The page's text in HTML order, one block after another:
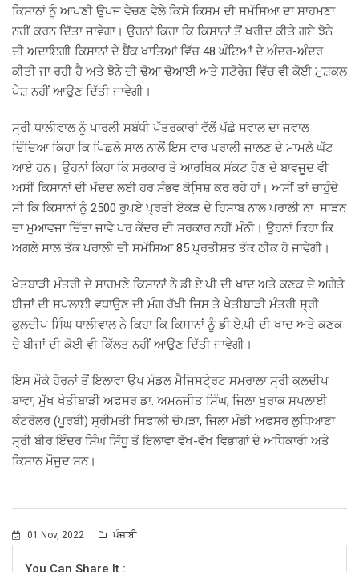
ਕਿਸਾਨਾਂ ਨੂੰ ਆਪਣੀ ਉਪਜ ਵੇਚਣ ਵੇਲੇ ਕਿਸੇ ਕਿਸਮ ਦੀ ਸਮੱਸਿਆ ਦਾ ਸਾਹਮਣਾ
ਨਹੀਂ ਕਰਨ ਦਿੱਤਾ ਜਾਵੇਗਾ। ਉਹਨਾਂ ਕਿਹਾ ਕਿ ਕਿਸਾਨਾਂ ਤੋਂ ਖਰੀਦ ਕੀਤੇ ਗਏ ਝੋਨੇ
ਦੀ ਅਦਾਇਗੀ ਕਿਸਾਨਾਂ ਦੇ ਬੈਂਕ ਖਾਤਿਆਂ ਵਿੱਚ 48 ਘੰਟਿਆਂ ਦੇ ਅੰਦਰ-ਅੰਦਰ
ਕੀਤੀ ਜਾ ਰਹੀ ਹੈ ਅਤੇ ਝੋਨੇ ਦੀ ਢੋਆ ਢੋਆਈ ਅਤੇ ਸਟੋਰੇਜ਼ ਵਿੱਚ ਵੀ ਕੋਈ ਮੁਸ਼ਕਲ
ਪੇਸ਼ ਨਹੀਂ ਆਉਣ ਦਿੱਤੀ ਜਾਵੇਗੀ।
ਸ੍ਰੀ ਧਾਲੀਵਾਲ ਨੂੰ ਪਾਰਲੀ ਸਬੰਧੀ ਪੱਤਰਕਾਰਾਂ ਵੱਲੋਂ ਪੁੱਛੇ ਸਵਾਲ ਦਾ ਜਵਾਲ
ਦਿੰਦਿਆ ਕਿਹਾ ਕਿ ਪਿਛਲੇ ਸਾਲ ਨਾਲੋਂ ਇਸ ਵਾਰ ਪਰਾਲੀ ਜਾਲਣ ਦੇ ਮਾਮਲੇ ਘੱਟ
ਆਏ ਹਨ। ਉਹਨਾਂ ਕਿਹਾ ਕਿ ਸਰਕਾਰ ਤੇ ਆਰਥਿਕ ਸੰਕਟ ਹੋਣ ਦੇ ਬਾਵਜੂਦ ਵੀ
ਅਸੀਂ ਕਿਸਾਨਾਂ ਦੀ ਮੱਦਦ ਲਈ ਹਰ ਸੰਭਵ ਕੋਸਿ਼ਸ਼ ਕਰ ਰਹੇ ਹਾਂ। ਅਸੀਂ ਤਾਂ ਚਾਹੁੰਦੇ
ਸੀ ਕਿ ਕਿਸਾਨਾਂ ਨੂੰ 2500 ਰੁਪਏ ਪ੍ਰਤੀ ਏਕੜ ਦੇ ਹਿਸਾਬ ਨਾਲ ਪਰਾਲੀ ਨਾ ਸਾੜਨ
ਦਾ ਮੁਆਵਜਾ ਦਿੱਤਾ ਜਾਵੇ ਪਰ ਕੇਂਦਰ ਦੀ ਸਰਕਾਰ ਨਹੀਂ ਮੰਨੀ। ਉਹਨਾਂ ਕਿਹਾ ਕਿ
ਅਗਲੇ ਸਾਲ ਤੱਕ ਪਰਾਲੀ ਦੀ ਸਮੱਸਿਆ 85 ਪ੍ਰਤੀਸ਼ਤ ਤੱਕ ਠੀਕ ਹੋ ਜਾਵੇਗੀ।
ਖੇਤਬਾੜੀ ਮੰਤਰੀ ਦੇ ਸਾਹਮਣੇ ਕਿਸਾਨਾਂ ਨੇ ਡੀ.ਏ.ਪੀ ਦੀ ਖਾਦ ਅਤੇ ਕਣਕ ਦੇ ਅਗੇਤੇ
ਬੀਜਾਂ ਦੀ ਸਪਲਾਈ ਵਧਾਉਣ ਦੀ ਮੰਗ ਰੱਖੀ ਜਿਸ ਤੇ ਖੇਤੀਬਾੜੀ ਮੰਤਰੀ ਸ੍ਰੀ
ਕੁਲਦੀਪ ਸਿੰਘ ਧਾਲੀਵਾਲ ਨੇ ਕਿਹਾ ਕਿ ਕਿਸਾਨਾਂ ਨੂੰ ਡੀ.ਏ.ਪੀ ਦੀ ਖਾਦ ਅਤੇ ਕਣਕ
ਦੇ ਬੀਜਾਂ ਦੀ ਕੋਈ ਵੀ ਕਿੱਲਤ ਨਹੀਂ ਆਉਣ ਦਿੱਤੀ ਜਾਵੇਗੀ।
ਇਸ ਮੌਕੇ ਹੋਰਨਾਂ ਤੋਂ ਇਲਾਵਾ ਉਪ ਮੰਡਲ ਮੈਜਿਸਟੇ੍ਰਟ ਸਮਰਾਲਾ ਸ੍ਰੀ ਕੁਲਦੀਪ
ਬਾਵਾ, ਮੁੱਖ ਖੇਤੀਬਾੜੀ ਅਫਸਰ ਡਾ. ਅਮਨਜੀਤ ਸਿੰਘ, ਜਿਲਾ ਖੁਰਾਕ ਸਪਲਾਈ
ਕੰਟਰੋਲਰ (ਪੂਰਬੀ) ਸ੍ਰੀਮਤੀ ਸਿਫਾਲੀ ਚੋਪੜਾ, ਜਿਲਾ ਮੰਡੀ ਅਫਸਰ ਲੁਧਿਆਣਾ
ਸ੍ਰੀ ਬੀਰ ਇੰਦਰ ਸਿੰਘ ਸਿੱਧੂ ਤੋਂ ਇਲਾਵਾ ਵੱਖ-ਵੱਖ ਵਿਭਾਗਾਂ ਦੇ ਅਧਿਕਾਰੀ ਅਤੇ
ਕਿਸਾਨ ਮੌਜੂਦ ਸਨ।
01 Nov, 2022 ਪੰਜਾਬੀ
You Can Share It :